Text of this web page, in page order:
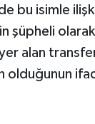
bu isimle
şüpheli
alan
olduğunun